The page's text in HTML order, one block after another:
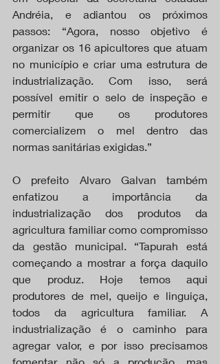
Andréia, e adiantou os próximos
passos: “Agora, nosso objetivo é
organizar os 16 apicultores que atuam
no município e criar uma estrutura de
industrialização. Com isso, será
possível emitir o selo de inspeção e
permitir que os produtores
comercializem o mel dentro das
normas sanitárias exigidas.”
O prefeito Alvaro Galvan também
enfatizou a importância da
industrialização dos produtos da
agricultura familiar como compromisso
da gestão municipal. “Tapurah está
começando a mostrar a força daquilo
que produz. Hoje temos aqui
produtores de mel, queijo e linguiça,
todos da agricultura familiar. A
industrialização é o caminho para
agregar valor, e por isso precisamos